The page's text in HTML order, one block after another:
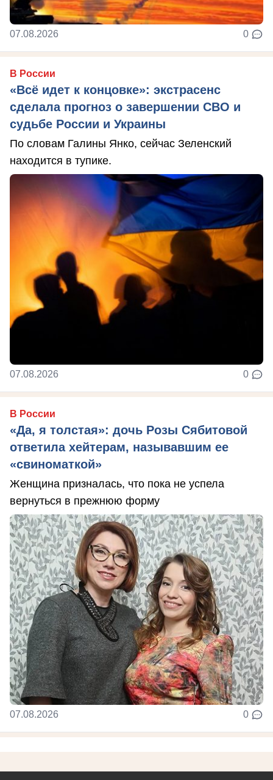
07.08.2026 0
В России
«Всё идет к концовке»: экстрасенс
сделала прогноз о завершении СВО и
судьбе России и Украины
По словам Галины Янко, сейчас Зеленский
находится в тупике.
07.08.2026 0
В России
«Да, я толстая»: дочь Розы Сябитовой
ответила хейтерам, называвшим ее
«свиноматкой»
Женщина призналась, что пока не успела
вернуться в прежнюю форму
07.08.2026 0